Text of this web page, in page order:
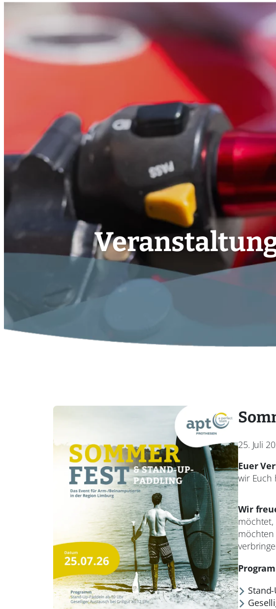
25. Juli
Euer
wir Euch
Wir
möchtet,
möchten